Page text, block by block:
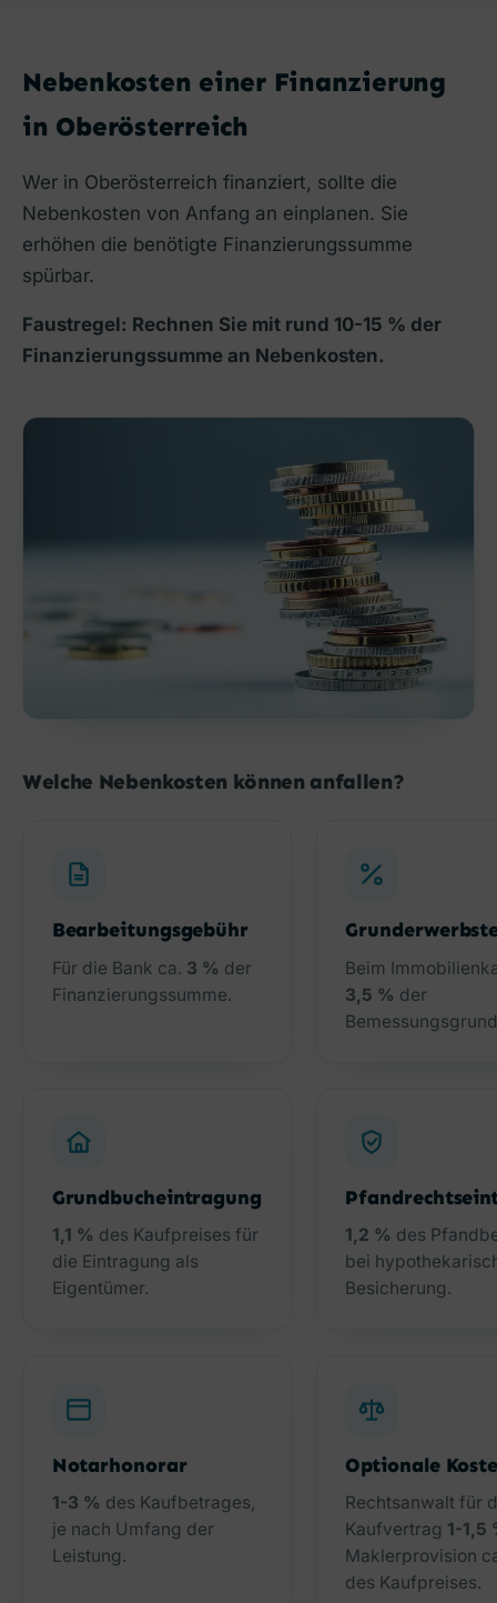
Nebenkosten einer Finanzierung
in Oberösterreich
Wer in Oberösterreich finanziert, sollte die
Nebenkosten von Anfang an einplanen. Sie
erhöhen die benötigte Finanzierungssumme
spürbar.
Faustregel: Rechnen Sie mit rund 10-15 % der
Finanzierungssumme an Nebenkosten.
Welche Nebenkosten können anfallen?
Bearbeitungsgebühr
Für die Bank ca. 3 % der
Finanzierungssumme.
Beim
3,5 % der
Grundbucheintragung
1,1 % des Kaufpreises für
die Eintragung als
Eigentümer.
1,2 % des
bei
Besicherung.
Notarhonorar
1-3 % des Kaufbetrages,
je nach Umfang der
Leistung.
Optionale
Rechtsanwalt für
Kaufvertrag 1-1,5
Maklerprovision
des Kaufpreises.